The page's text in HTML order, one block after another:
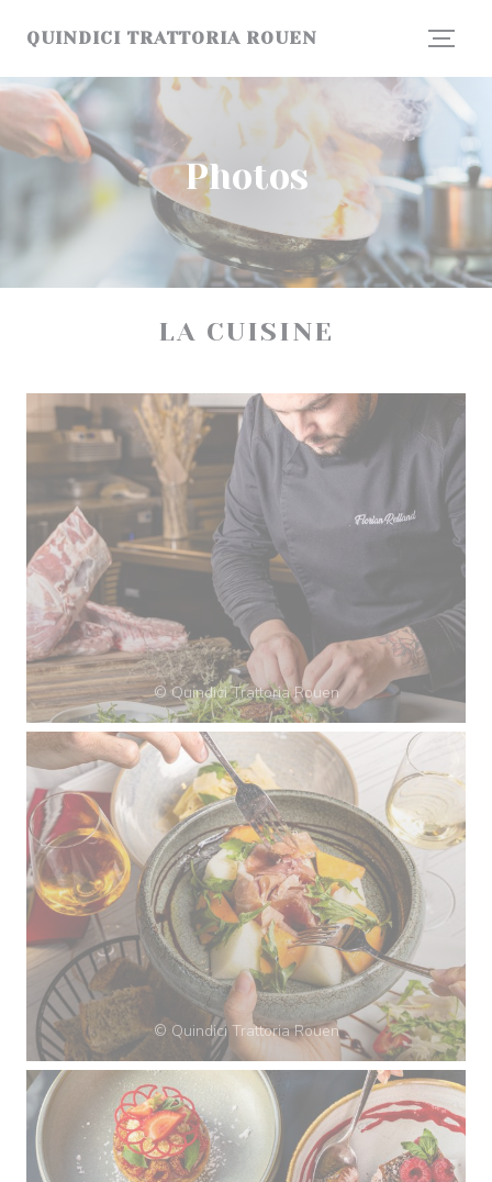
QUINDICI TRATTORIA ROUEN
Photos
LA CUISINE
© Quindici Trattoria Rouen
© Quindici Trattoria Rouen